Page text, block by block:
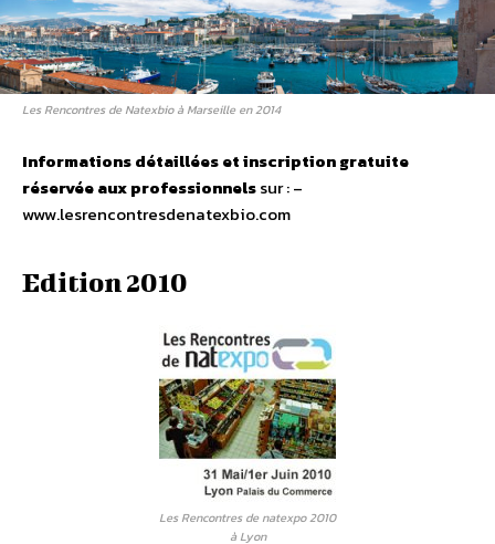
Les Rencontres de Natexbio à Marseille en 2014
Informations détaillées et inscription gratuite
réservée aux professionnelssur : –
www.lesrencontresdenatexbio.com
Edition 2010
Les Rencontres de natexpo 2010
à Lyon